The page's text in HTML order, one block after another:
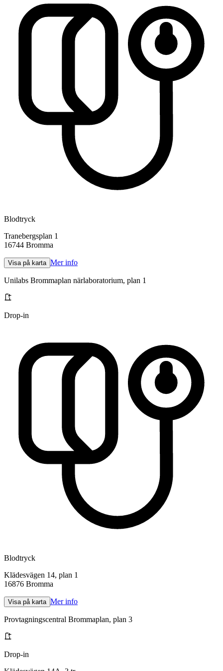
Blodtryck
Tranebergsplan 1
16744 Bromma
Visa på karta Mer info
Unilabs Brommaplan närlaboratorium, plan 1
Drop-in
Blodtryck
Klädesvägen 14, plan 1
16876 Bromma
Visa på karta Mer info
Provtagningscentral Brommaplan, plan 3
Drop-in